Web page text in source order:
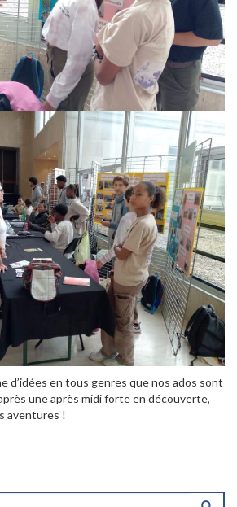
d’idées en tous genres que nos ados sont
une après midi forte en découverte,
aventures !